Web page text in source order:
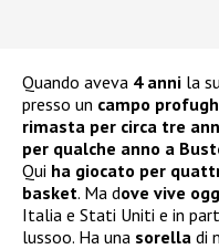
Quando aveva 4 anni la
presso un campo
rimasta per circa tre
per qualche anno a
Qui ha giocato per
basket. Ma dove vive
Italia e Stati Uniti e in
lussoo. Ha una sorella di